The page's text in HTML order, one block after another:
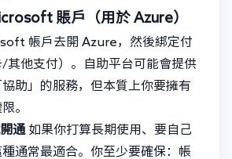
賬戶（用於 Azure）
帳戶去開 Azure，然後綁定付
其他支付）。自助平台可能會提供
協助」的服務，但本質上你要擁有
。
通 如果你打算長期使用、要自己
通常最適合。你至少要確保：帳